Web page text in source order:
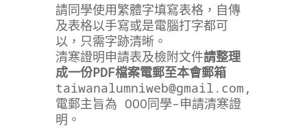
請同學使用繁體字填寫表格，自傳
及表格以手寫或是電腦打字都可
以，只需字跡清晰。
清寒證明申請表及檢附文件請整理
成一份PDF檔案電郵至本會郵箱
taiwanalumniweb@gmail.com ,
電郵主旨為 OOO同學–申請清寒證
明。